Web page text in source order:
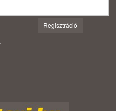
Regisztráció